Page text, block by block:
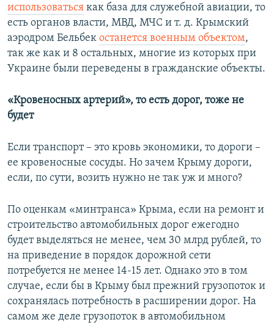
использоваться как база для служебной авиации, то
есть органов власти, МВД, МЧС и т. д. Крымский
аэродром Бельбек останется военным объектом,
так же как и 8 остальных, многие из которых при
Украине были переведены в гражданские объекты.
«Кровеносных артерий», то есть дорог, тоже не
будет
Если транспорт – это кровь экономики, то дороги –
ее кровеносные сосуды. Но зачем Крыму дороги,
если, по сути, возить нужно не так уж и много?
По оценкам «минтранса» Крыма, если на ремонт и
строительство автомобильных дорог ежегодно
будет выделяться не менее, чем 30 млрд рублей, то
на приведение в порядок дорожной сети
потребуется не менее 14-15 лет. Однако это в том
случае, если бы в Крыму был прежний грузопоток и
сохранялась потребность в расширении дорог. На
самом же деле грузопоток в автомобильном